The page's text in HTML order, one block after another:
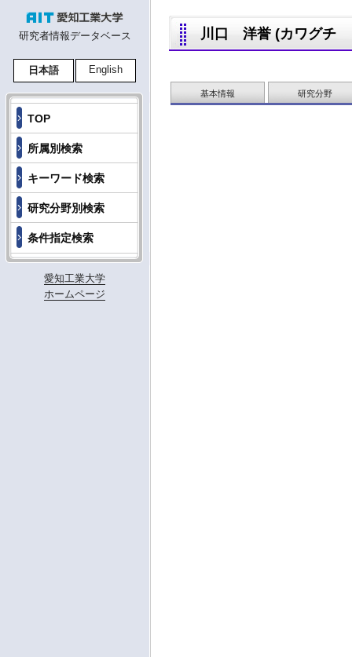
研究者情報データベース
日本語 English
TOP
所属別検索
キーワード検索
研究分野別検索
条件指定検索
愛知工業大学
ホームページ
川口 洋誉 (カワグチ
基本情報 研究分野